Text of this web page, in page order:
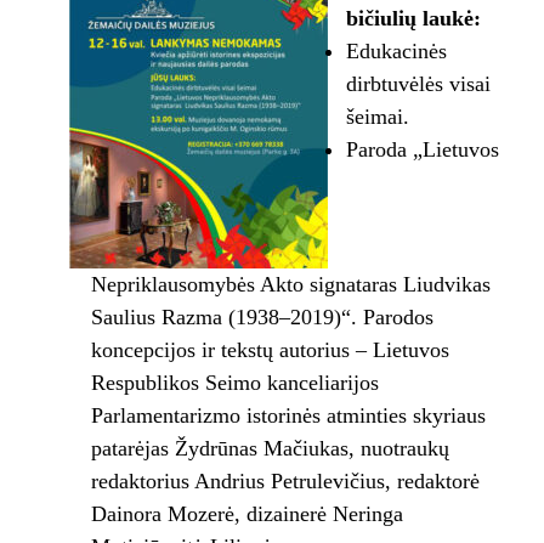
bičiulių laukė:
Edukacinės
dirbtuvėlės visai
šeimai.
Paroda „Lietuvos
Nepriklausomybės Akto signataras Liudvikas
Saulius Razma (1938–2019)“. Parodos
koncepcijos ir tekstų autorius – Lietuvos
Respublikos Seimo kanceliarijos
Parlamentarizmo istorinės atminties skyriaus
patarėjas Žydrūnas Mačiukas, nuotraukų
redaktorius Andrius Petrulevičius, redaktorė
Dainora Mozerė, dizainerė Neringa